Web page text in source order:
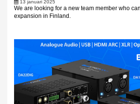
13 januari 2025
We are looking for a new team member who
expansion in Finland.